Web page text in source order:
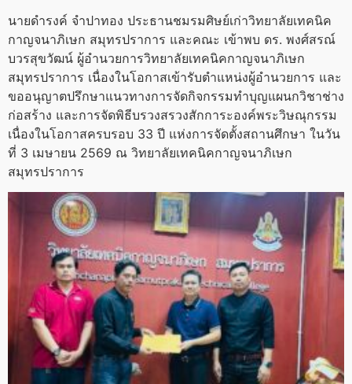
นายดำรงค์ จำปาทอง ประธานชมรมศิษย์เก่าวิทยาลัยเทคนิค
กาญจนาภิเษก สมุทรปราการ และคณะ เข้าพบ ดร. พงศ์สรณ์
บวรสุขวัฒน์ ผู้อำนวยการวิทยาลัยเทคนิคกาญจนาภิเษก
สมุทรปราการ เนื่องในโอกาสเข้ารับตำแหน่งผู้อำนวยการ และ
ขออนุญาตปรึกษาแนวทางการจัดกิจกรรมทำบุญแผนกวิชาช่าง
ก่อสร้าง และการจัดพิธีบรวงสรวงสักการะองค์พระวิษณุกรรม
เนื่องในโอกาสครบรอบ 33 ปี แห่งการจัดตั้งสถานศึกษา ในวัน
ที่ 3 เมษายน 2569 ณ วิทยาลัยเทคนิคกาญจนาภิเษก
สมุทรปราการ